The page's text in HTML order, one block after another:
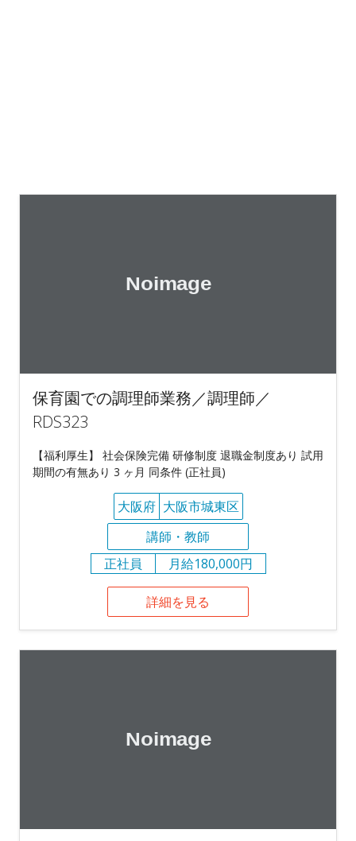
保育園での調理師業務／調理師／
RDS323
【福利厚生】 社会保険完備 研修制度 退職金制度あり 試用
期間の有無あり 3 ヶ月 同条件 (正社員)
大阪府 大阪市城東区
講師・教師
正社員
月給180,000円
詳細を見る